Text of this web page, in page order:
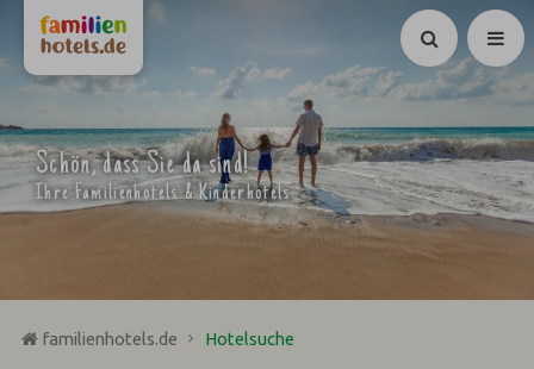
Suchen
Schön, dass Sie da sind!
Ihre Familienhotels & Kinderhotels
familienhotels.de Hotelsuche